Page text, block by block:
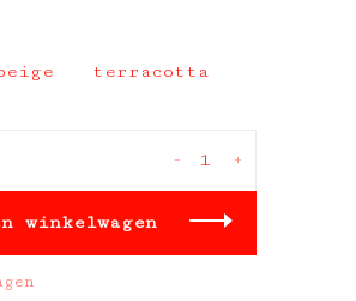
terracotta
+
-
winkelwagen